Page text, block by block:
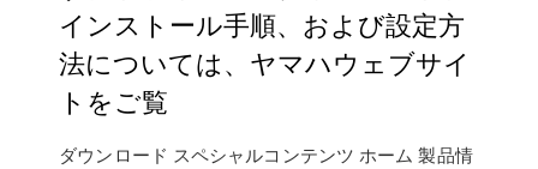
インストール手順、および設定方
法については、ヤマハウェブサイ
トをご覧
ダウンロード スペシャルコンテンツ ホーム 製品情